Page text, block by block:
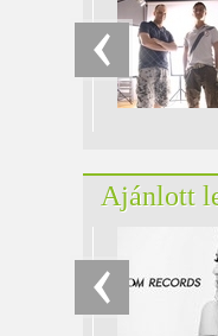
Ajánlott